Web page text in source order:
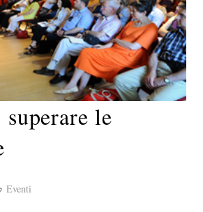
le
Eventi